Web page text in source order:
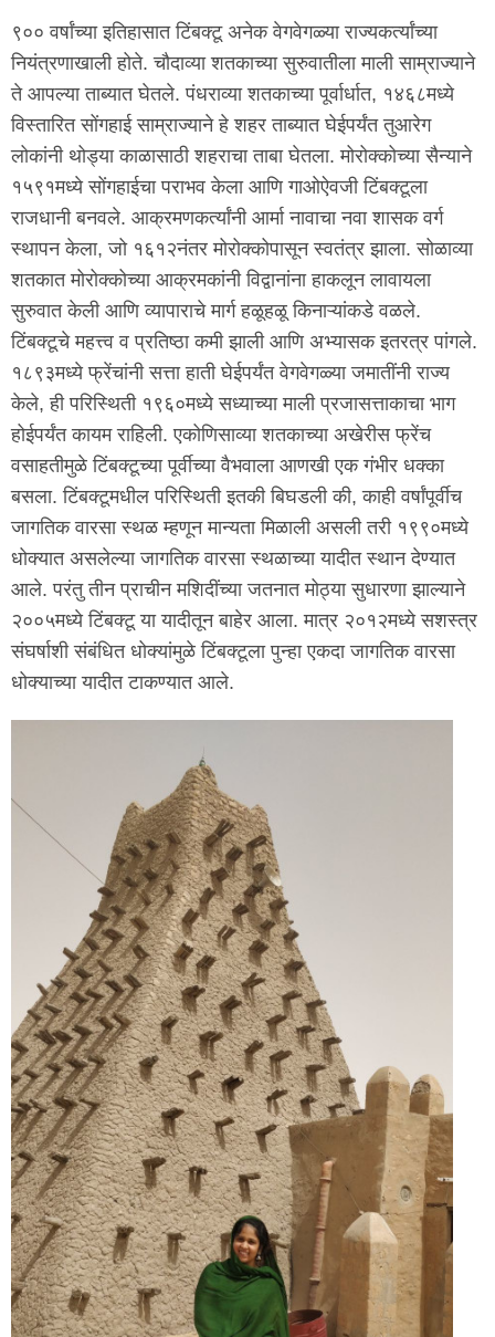
९०० वर्षांच्या इतिहासात टिंबक्टू अनेक वेगवेगळ्या राज्यकर्त्यांच्या
नियंत्रणाखाली होते. चौदाव्या शतकाच्या सुरुवातीला माली साम्राज्याने
ते आपल्या ताब्यात घेतले. पंधराव्या शतकाच्या पूर्वार्धात, १४६८मध्ये
विस्तारित सोंगहाई साम्राज्याने हे शहर ताब्यात घेईपर्यंत तुआरेग
लोकांनी थोड्या काळासाठी शहराचा ताबा घेतला. मोरोक्कोच्या सैन्याने
१५९१मध्ये सोंगहाईचा पराभव केला आणि गाओऐवजी टिंबक्टूला
राजधानी बनवले. आक्रमणकर्त्यांनी आर्मा नावाचा नवा शासक वर्ग
स्थापन केला, जो १६१२नंतर मोरोक्कोपासून स्वतंत्र झाला. सोळाव्या
शतकात मोरोक्कोच्या आक्रमकांनी विद्वानांना हाकलून लावायला
सुरुवात केली आणि व्यापाराचे मार्ग हळूहळू किनाऱ्यांकडे वळले.
टिंबक्टूचे महत्त्व व प्रतिष्ठा कमी झाली आणि अभ्यासक इतरत्र पांगले.
१८९३मध्ये फ्रेंचांनी सत्ता हाती घेईपर्यंत वेगवेगळ्या जमातींनी राज्य
केले, ही परिस्थिती १९६०मध्ये सध्याच्या माली प्रजासत्ताकाचा भाग
होईपर्यंत कायम राहिली. एकोणिसाव्या शतकाच्या अखेरीस फ्रेंच
वसाहतीमुळे टिंबक्टूच्या पूर्वीच्या वैभवाला आणखी एक गंभीर धक्का
बसला. टिंबक्टूमधील परिस्थिती इतकी बिघडली की, काही वर्षांपूर्वीच
जागतिक वारसा स्थळ म्हणून मान्यता मिळाली असली तरी १९९०मध्ये
धोक्यात असलेल्या जागतिक वारसा स्थळाच्या यादीत स्थान देण्यात
आले. परंतु तीन प्राचीन मशिदींच्या जतनात मोठ्या सुधारणा झाल्याने
२००५मध्ये टिंबक्टू या यादीतून बाहेर आला. मात्र २०१२मध्ये सशस्त्र
संघर्षाशी संबंधित धोक्यांमुळे टिंबक्टूला पुन्हा एकदा जागतिक वारसा
धोक्याच्या यादीत टाकण्यात आले.